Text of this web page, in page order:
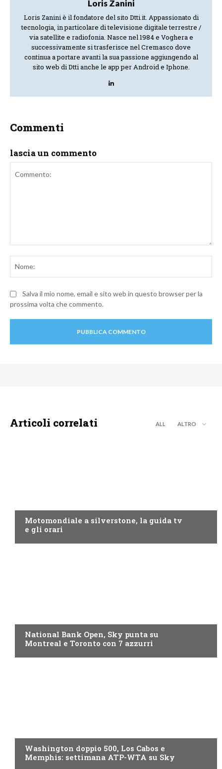
Loris Zanini
Loris Zanini è il fondatore del sito Dtti.it. Appassionato di
tecnologia, in particolare di televisione digitale terrestre /
via satellite e radiofonia. Nasce nel 1984 e Voghera e
successivamente si trasferisce nel Cremasco dove
continua a portare avanti la sua passione aggiungendo al
sito web di Dtti anche le app per Android e Iphone.
Commenti
lascia un commento
Salva il mio nome, email e sito web in questo browser per la
prossima volta che commento.
Articoli correlati ALL ALTRO
Motomondiale a silverstone, la guida tv
e gli orari
National Bank Open, Sky punta su
Montreal e Toronto con 7 azzurri
Washington doppio 500, Los Cabos e
Memphis: settimana ATP-WTA su Sky